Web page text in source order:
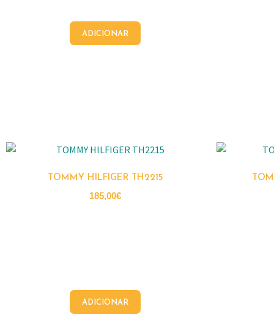
ADICIONAR
TOMMY HILFIGER TH2215
185,00€
ADICIONAR